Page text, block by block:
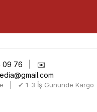
09 76 | ✉️
| ✔ 1-3 İş Gününde